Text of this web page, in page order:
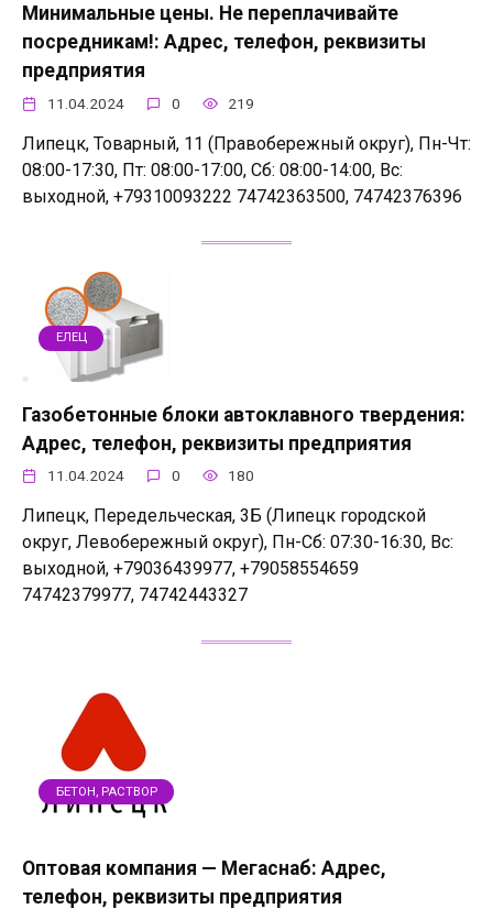
Минимальные цены. Не переплачивайте
посредникам!: Адрес, телефон, реквизиты
предприятия
11.04.2024 0 219
Липецк, Товарный, 11 (Правобережный округ), Пн-Чт:
08:00-17:30, Пт: 08:00-17:00, Сб: 08:00-14:00, Вс:
выходной, +79310093222 74742363500, 74742376396
ЕЛЕЦ
Газобетонные блоки автоклавного твердения:
Адрес, телефон, реквизиты предприятия
11.04.2024 0 180
Липецк, Передельческая, 3Б (Липецк городской
округ, Левобережный округ), Пн-Сб: 07:30-16:30, Вс:
выходной, +79036439977, +79058554659
74742379977, 74742443327
БЕТОН, РАСТВОР
Оптовая компания — Мегаснаб: Адрес,
телефон, реквизиты предприятия